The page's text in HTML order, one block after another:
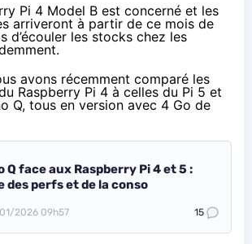
Pi 4 Model B est concerné et les
arriveront à partir de ce mois de
d’écouler les stocks chez les
avons récemment comparé les
Raspberry Pi 4 à celles du Pi 5 et
Q, tous en version avec 4 Go de
Q face aux Raspberry Pi 4 et 5 :
des perfs et de la conso
2026 09h57 15